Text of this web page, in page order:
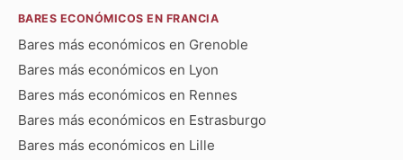
BARES ECONÓMICOS EN FRANCIA
Bares más económicos en Grenoble
Bares más económicos en Lyon
Bares más económicos en Rennes
Bares más económicos en Estrasburgo
Bares más económicos en Lille